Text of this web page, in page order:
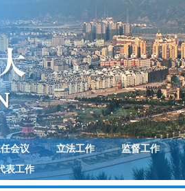
会议 立法工作 监督工作
表工作